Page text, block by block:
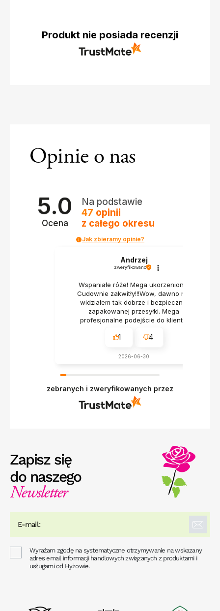
Produkt nie posiada recenzji
Opinie o nas
5.0
Ocena
Na podstawie
47 opinii
z całego okresu
Jak zbieramy opinie?
Andrzej
zweryfikowano
Wspaniałe róże! Mega ukorzenione!
Cudownie zakwitły!!!Wow, dawno nie
widziałem tak dobrze i bezpiecznie
zapakowanej przesyłki. Mega
profesjonalne podejście do klienta.
1 4
2026-06-30
zebranych i zweryfikowanych przez
Zapisz się
do naszego
Newsletter
Wyrażam zgodę na systematyczne otrzymywanie na wskazany
adres email informacji handlowych związanych z produktami i
usługami od Hyżowie.